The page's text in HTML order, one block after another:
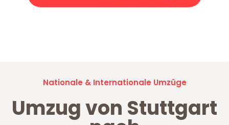
Nationale & Internationale Umzüge
Umzug von Stuttgart